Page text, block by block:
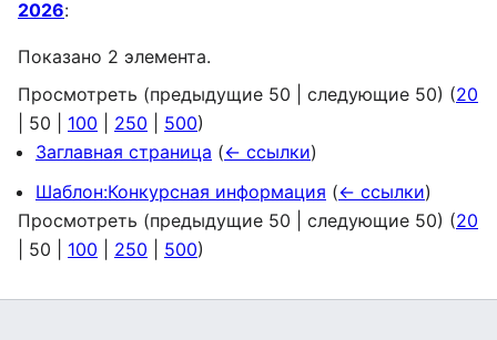
2026:
Показано 2 элемента.
Просмотреть (предыдущие 50 следующие 50) (20
50 100 250 500)
Заглавная страница (← ссылки)
Шаблон:Конкурсная информация (← ссылки)
Просмотреть (предыдущие 50 следующие 50) (20
50 100 250 500)